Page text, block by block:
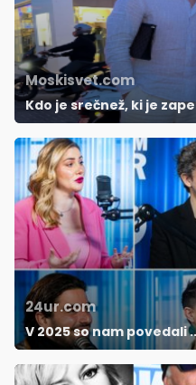
Moskisvet.com
Kdo je srečnež, ki je
24ur.com
V 2025 so nam povedali